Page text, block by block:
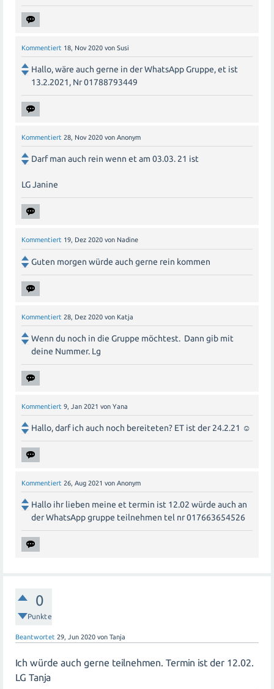
Kommentiert 18, Nov 2020 von Susi
Hallo, wäre auch gerne in der WhatsApp Gruppe, et ist
13.2.2021, Nr 01788793449
Kommentiert 28, Nov 2020 von Anonym
Darf man auch rein wenn et am 03.03. 21 ist
LG Janine
Kommentiert 19, Dez 2020 von Nadine
Guten morgen würde auch gerne rein kommen
Kommentiert 28, Dez 2020 von Katja
Wenn du noch in die Gruppe möchtest. Dann gib mit
deine Nummer. Lg
Kommentiert 9, Jan 2021 von Yana
Hallo, darf ich auch noch bereiteten? ET ist der 24.2.21 ☺️
Kommentiert 26, Aug 2021 von Anonym
Hallo ihr lieben meine et termin ist 12.02 würde auch an
der WhatsApp gruppe teilnehmen tel nr 017663654526
0
Punkte
Beantwortet 29, Jun 2020 von Tanja
Ich würde auch gerne teilnehmen. Termin ist der 12.02.
LG Tanja